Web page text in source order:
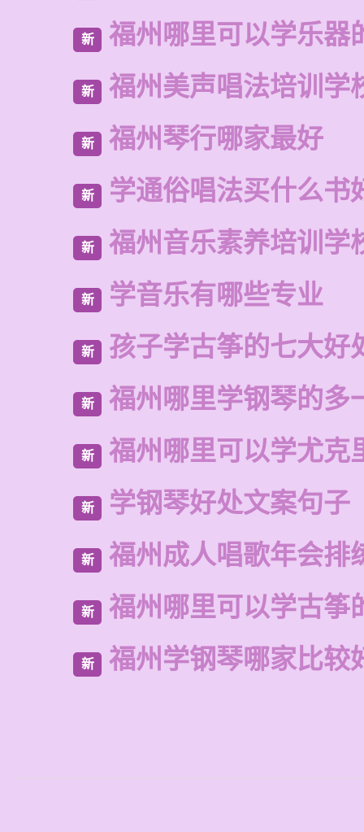
新 福州哪里可以学乐器
新 福州美声唱法培训学
新 福州琴行哪家最好
新 学通俗唱法买什么书
新 福州音乐素养培训学
新 学音乐有哪些专业
新 孩子学古筝的七大好
新 福州哪里学钢琴的多
新 福州哪里可以学尤克
新 学钢琴好处文案句子
新 福州成人唱歌年会排
新 福州哪里可以学古筝
新 福州学钢琴哪家比较